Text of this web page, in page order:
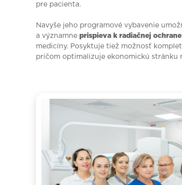
pre pacienta.
Navyše jeho programové vybavenie
a významne prispieva k radiačnej
medicíny. Posyktuje tiež možnosť
pričom optimalizuje ekonomickú stránku